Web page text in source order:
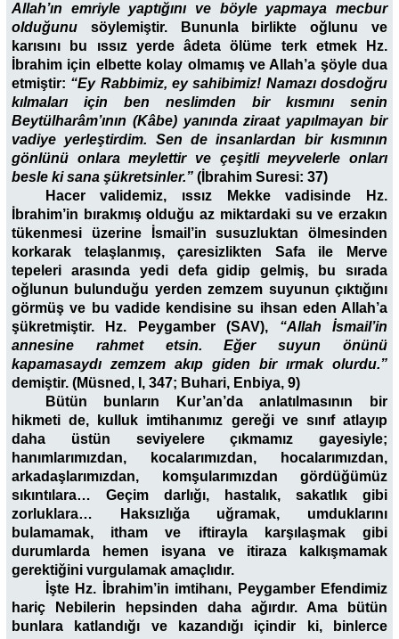
Allah’ın emriyle yaptığını ve böyle yapmaya mecbur
olduğunu söylemiştir. Bununla birlikte oğlunu ve
karısını bu ıssız yerde âdeta ölüme terk etmek Hz.
İbrahim için elbette kolay olmamış ve Allah’a şöyle dua
etmiştir: “Ey Rabbimiz, ey sahibimiz! Namazı dosdoğru
kılmaları için ben neslimden bir kısmını senin
Beytülharâm’ının (Kâbe) yanında ziraat yapılmayan bir
vadiye yerleştirdim. Sen de insanlardan bir kısmının
gönlünü onlara meylettir ve çeşitli meyvelerle onları
besle ki sana şükretsinler.” (İbrahim Suresi: 37)
Hacer validemiz, ıssız Mekke vadisinde Hz.
İbrahim’in bırakmış olduğu az miktardaki su ve erzakın
tükenmesi üzerine İsmail’in susuzluktan ölmesinden
korkarak telaşlanmış, çaresizlikten Safa ile Merve
tepeleri arasında yedi defa gidip gelmiş, bu sırada
oğlunun bulunduğu yerden zemzem suyunun çıktığını
görmüş ve bu vadide kendisine su ihsan eden Allah’a
şükretmiştir. Hz. Peygamber (SAV), “Allah İsmail’in
annesine rahmet etsin. Eğer suyun önünü
kapamasaydı zemzem akıp giden bir ırmak olurdu.”
demiştir. (Müsned, I, 347; Buhari, Enbiya, 9)
Bütün bunların Kur’an’da anlatılmasının bir
hikmeti de, kulluk imtihanımız gereği ve sınıf atlayıp
daha üstün seviyelere çıkmamız gayesiyle;
hanımlarımızdan, kocalarımızdan, hocalarımızdan,
arkadaşlarımızdan, komşularımızdan gördüğümüz
sıkıntılara… Geçim darlığı, hastalık, sakatlık gibi
zorluklara… Haksızlığa uğramak, umduklarını
bulamamak, itham ve iftirayla karşılaşmak gibi
durumlarda hemen isyana ve itiraza kalkışmamak
gerektiğini vurgulamak amaçlıdır.
İşte Hz. İbrahim’in imtihanı, Peygamber Efendimiz
hariç Nebilerin hepsinden daha ağırdır. Ama bütün
bunlara katlandığı ve kazandığı içindir ki, binlerce